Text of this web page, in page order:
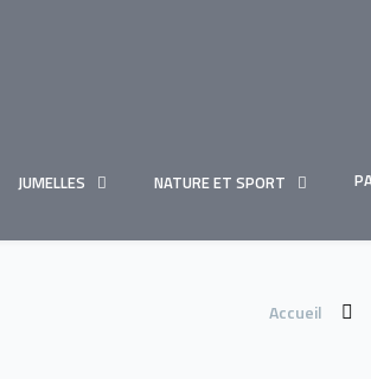
JUMELLES NATURE ET SPORT
Accueil